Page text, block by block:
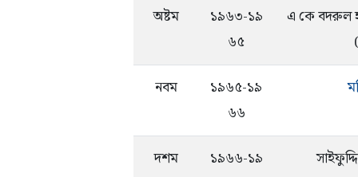
অষ্টম
১৯৬৩-১৯
৬৫
এ কে বদরুল
নবম
১৯৬৫-১৯
৬৬
দশম
১৯৬৬-১৯